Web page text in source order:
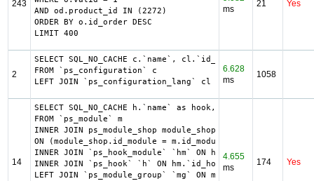
243
AND od.product_id IN (2272)
ORDER BY o.id_order DESC
LIMIT 400
ms
21 Yes
2
SELECT SQL_NO_CACHE c.`name`, cl.`id_lang`,
FROM `ps_configuration` c
LEFT JOIN `ps_configuration_lang` cl ON
6.628
ms
1058
14
SELECT SQL_NO_CACHE h.`name` as hook, m.`id_module`,
FROM `ps_module` m
INNER JOIN ps_module_shop module_shop
ON (module_shop.id_module = m.id_module AND
INNER JOIN `ps_hook_module` `hm` ON hm.`id_module` =
INNER JOIN `ps_hook` `h` ON hm.`id_hook` = h.`id_hook`
LEFT JOIN `ps_module_group` `mg` ON mg.`id_module` =
4.655
ms
174 Yes